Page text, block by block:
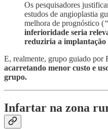
Os pesquisadores
estudos de angioplastia
melhora de prognóstico (
inferioridade seria
reduziria a implantação
E, realmente, grupo guiado por
acarretando menor custo e
grupo.
Infartar na zona